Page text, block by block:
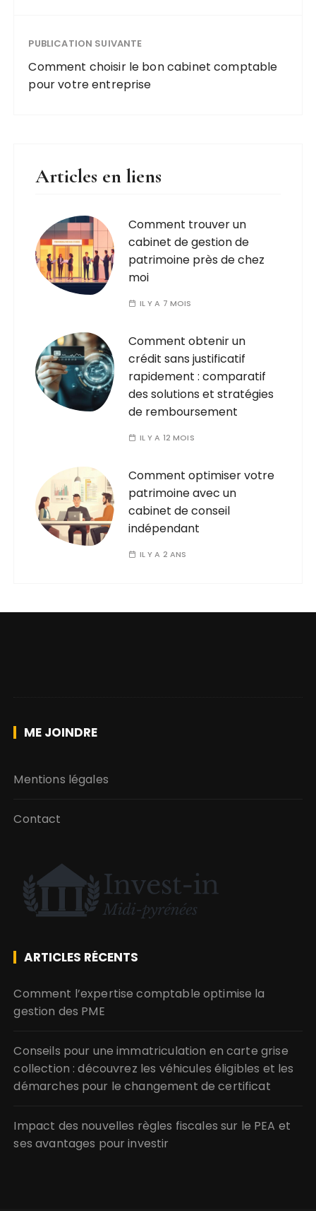
PUBLICATION SUIVANTE
Comment choisir le bon cabinet comptable
pour votre entreprise
Articles en liens
Comment trouver un
cabinet de gestion de
patrimoine près de chez
moi
IL Y A 7 MOIS
Comment obtenir un
crédit sans justificatif
rapidement : comparatif
des solutions et stratégies
de remboursement
IL Y A 12 MOIS
Comment optimiser votre
patrimoine avec un
cabinet de conseil
indépendant
IL Y A 2 ANS
ME JOINDRE
Mentions légales
Contact
ARTICLES RÉCENTS
Comment l’expertise comptable optimise la
gestion des PME
Conseils pour une immatriculation en carte grise
collection : découvrez les véhicules éligibles et les
démarches pour le changement de certificat
Impact des nouvelles règles fiscales sur le PEA et
ses avantages pour investir